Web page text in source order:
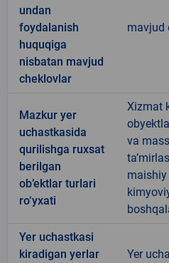
undan
foydalanish
huquqiga
nisbatan mavjud
cheklovlar
mavjud
Mazkur yer
uchastkasida
qurilishga ruxsat
berilgan
ob’ektlar turlari
ro‘yxati
Xizmat
va
maishiy
Yer uchastkasi
kiradigan yerlar
Yer